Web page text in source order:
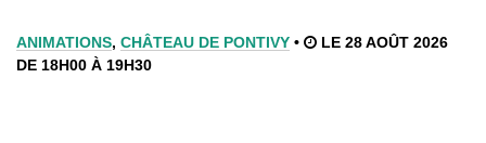
ANIMATIONS, CHÂTEAU DE PONTIVY •
LE 28 AOÛT 2026
DE 18H00 À 19H30